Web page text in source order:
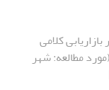
کلامی
مطالعه: شهر